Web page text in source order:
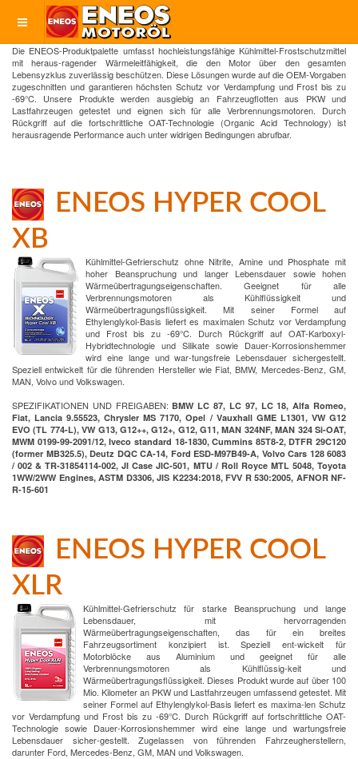
Die ENEOS-Produktpalette umfasst hochleistungsfähige Kühlmittel-Frostschutzmittel
mit heraus-ragender Wärmeleitfähigkeit, die den Motor über den gesamten
Lebensyzklus zuverlässig beschützen. Diese Lösungen wurde auf die OEM-Vorgaben
zugeschnitten und garantieren höchsten Schutz vor Verdampfung und Frost bis zu
-69°C. Unsere Produkte werden ausgiebig an Fahrzeugflotten aus PKW und
Lastfahrzeugen getestet und eignen sich für alle Verbrennungsmotoren. Durch
Rückgriff auf die fortschrittliche OAT-Technologie (Organic Acid Technology) ist
herausragende Performance auch unter widrigen Bedingungen abrufbar.
ENEOS HYPER COOL
XB
Kühlmittel-Gefrierschutz ohne Nitrite, Amine und Phosphate mit
hoher Beanspruchung und langer Lebensdauer sowie hohen
Wärmeübertragungseigenschaften. Geeignet für alle
Verbrennungsmotoren als Kühlflüssigkeit und
Wärmeübertragungsflüssigkeit. Mit seiner Formel auf
Ethylenglykol-Basis liefert es maximalen Schutz vor Verdampfung
und Frost bis zu -69°C. Durch Rückgriff auf OAT-Karboxyl-
Hybridtechnologie und Silikate sowie Dauer-Korrosionshemmer
wird eine lange und war-tungsfreie Lebensdauer sichergestellt.
Speziell entwickelt für die führenden Hersteller wie Fiat, BMW, Mercedes-Benz, GM,
MAN, Volvo und Volkswagen.
SPEZIFIKATIONEN UND FREIGABEN: BMW LC 87, LC 97, LC 18, Alfa Romeo,
Fiat, Lancia 9.55523, Chrysler MS 7170, Opel / Vauxhall GME L1301, VW G12
EVO (TL 774-L), VW G13, G12++, G12+, G12, G11, MAN 324NF, MAN 324 Si-OAT,
MWM 0199-99-2091/12, Iveco standard 18-1830, Cummins 85T8-2, DTFR 29C120
(former MB325.5), Deutz DQC CA-14, Ford ESD-M97B49-A, Volvo Cars 128 6083
/ 002 & TR-31854114-002, JI Case JIC-501, MTU / Roll Royce MTL 5048, Toyota
1WW/2WW Engines, ASTM D3306, JIS K2234:2018, FVV R 530:2005, AFNOR NF-
R-15-601
ENEOS HYPER COOL
XLR
Kühlmittel-Gefrierschutz für starke Beanspruchung und lange
Lebensdauer, mit hervorragenden
Wärmeübertragungseigenschaften, das für ein breites
Fahrzeugsortiment konzipiert ist. Speziell ent-wickelt für
Motorblöcke aus Aluminium und geeignet für alle
Verbrennungsmotoren als Kühlflüssig-keit und
Wärmeübertragungsflüssigkeit. Dieses Produkt wurde auf über 100
Mio. Kilometer an PKW und Lastfahrzeugen umfassend getestet. Mit
seiner Formel auf Ethylenglykol-Basis liefert es maxima-len Schutz
vor Verdampfung und Frost bis zu -69°C. Durch Rückgriff auf fortschrittliche OAT-
Technologie sowie Dauer-Korrosionshemmer wird eine lange und wartungsfreie
Lebensdauer sicher-gestellt. Zugelassen von führenden Fahrzeugherstellern,
darunter Ford, Mercedes-Benz, GM, MAN und Volkswagen.